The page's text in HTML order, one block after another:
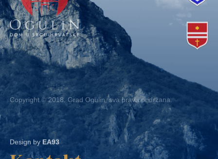
Copyright © 2018. Grad Ogulin, sva prava pridržana.
Design byEA93
Kontakt